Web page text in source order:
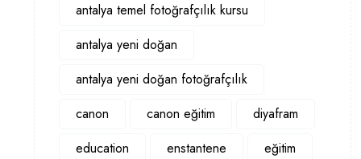
antalya temel fotoğrafçılık kursu
antalya yeni doğan
antalya yeni doğan fotoğrafçılık
canon
canon eğitim
diyafram
education
enstantene
eğitim